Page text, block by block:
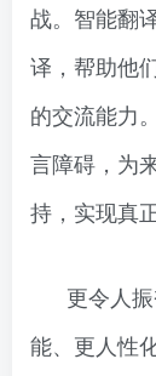
战。智能翻
译，帮助他
的交流能力
言障碍，为
持，实现真
更令人
能、更人性